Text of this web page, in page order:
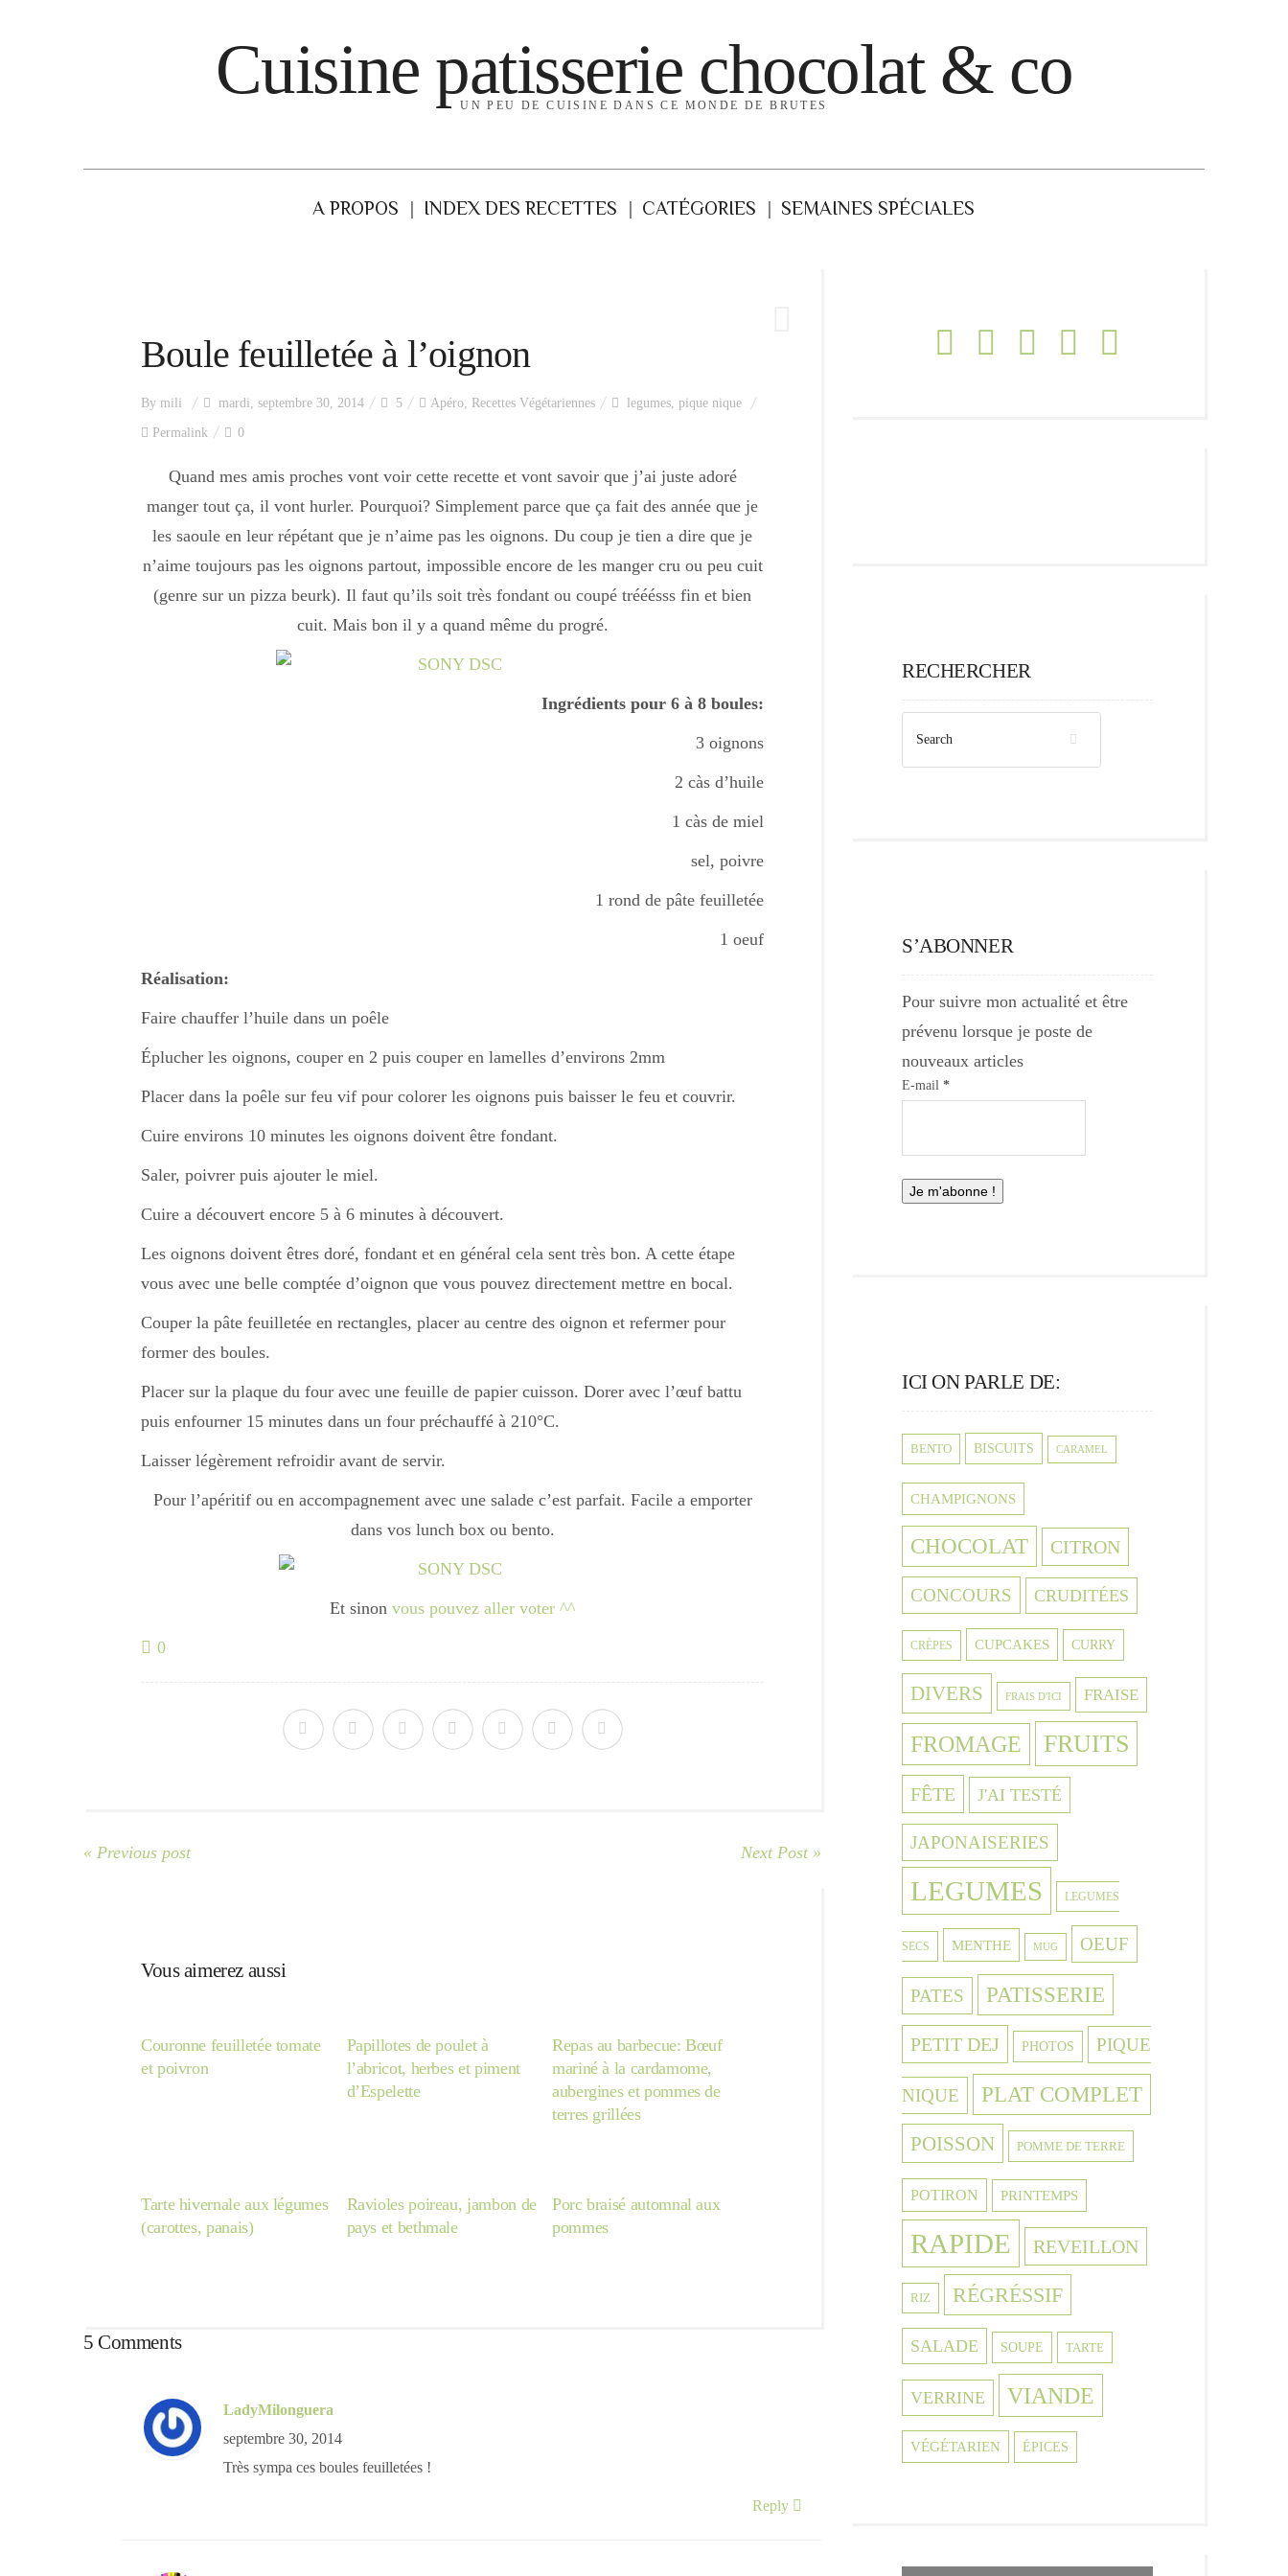
Cuisine patisserie chocolat & co
UN PEU DE CUISINE DANS CE MONDE DE BRUTES
A PROPOS INDEX DES RECETTES CATÉGORIES SEMAINES SPÉCIALES
Boule feuilletée à l’oignon
By mili mardi, septembre 30, 2014 5 Apéro, Recettes Végétariennes legumes, pique nique
Permalink 0
Quand mes amis proches vont voir cette recette et vont savoir que j’ai juste adoré
manger tout ça, il vont hurler. Pourquoi? Simplement parce que ça fait des année que je
les saoule en leur répétant que je n’aime pas les oignons. Du coup je tien a dire que je
n’aime toujours pas les oignons partout, impossible encore de les manger cru ou peu cuit
(genre sur un pizza beurk). Il faut qu’ils soit très fondant ou coupé trééésss fin et bien
cuit. Mais bon il y a quand même du progré.
Ingrédients pour 6 à 8 boules:
3 oignons
2 càs d’huile
1 càs de miel
sel, poivre
1 rond de pâte feuilletée
1 oeuf
Réalisation:
Faire chauffer l’huile dans un poêle
Éplucher les oignons, couper en 2 puis couper en lamelles d’environs 2mm
Placer dans la poêle sur feu vif pour colorer les oignons puis baisser le feu et couvrir.
Cuire environs 10 minutes les oignons doivent être fondant.
Saler, poivrer puis ajouter le miel.
Cuire a découvert encore 5 à 6 minutes à découvert.
Les oignons doivent êtres doré, fondant et en général cela sent très bon. A cette étape
vous avec une belle comptée d’oignon que vous pouvez directement mettre en bocal.
Couper la pâte feuilletée en rectangles, placer au centre des oignon et refermer pour
former des boules.
Placer sur la plaque du four avec une feuille de papier cuisson. Dorer avec l’œuf battu
puis enfourner 15 minutes dans un four préchauffé à 210°C.
Laisser légèrement refroidir avant de servir.
Pour l’apéritif ou en accompagnement avec une salade c’est parfait. Facile a emporter
dans vos lunch box ou bento.
Et sinon vous pouvez aller voter ^^
0
« Previous post Next Post »
Vous aimerez aussi
Couronne feuilletée tomate
et poivron
Papillotes de poulet à
l’abricot, herbes et piment
d’Espelette
Repas au barbecue: Bœuf
mariné à la cardamome,
aubergines et pommes de
terres grillées
Tarte hivernale aux légumes
(carottes, panais)
Ravioles poireau, jambon de
pays et bethmale
Porc braisé automnal aux
pommes
5 Comments
LadyMilonguera
septembre 30, 2014
Très sympa ces boules feuilletées !
Reply
RECHERCHER
S’ABONNER
Pour suivre mon actualité et être
prévenu lorsque je poste de
nouveaux articles
E-mail *
ICI ON PARLE DE:
BENTO BISCUITS CARAMEL
CHAMPIGNONS
CHOCOLAT CITRON
CONCOURS CRUDITÉES
CRÈPES CUPCAKES CURRY
DIVERS FRAIS D'ICI FRAISE
FROMAGE FRUITS
FÊTE J'AI TESTÉ
JAPONAISERIES
LEGUMES LEGUMES
SECS MENTHE MUG OEUF
PATES PATISSERIE
PETIT DEJ PHOTOS PIQUE
NIQUE PLAT COMPLET
POISSON POMME DE TERRE
POTIRON PRINTEMPS
RAPIDE REVEILLON
RIZ RÉGRÉSSIF
SALADE SOUPE TARTE
VERRINE VIANDE
VÉGÉTARIEN ÉPICES